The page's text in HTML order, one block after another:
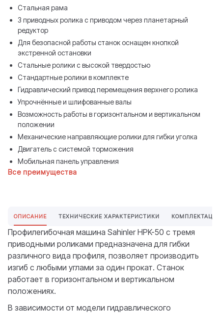
Стальная рама
3 приводных ролика с приводом через планетарный
редуктор
Для безопасной работы станок оснащен кнопкой
экстренной остановки
Стальные ролики с высокой твердостью
Стандартные ролики в комплекте
Гидравлический привод перемещения верхнего ролика
Упрочнённые и шлифованные валы
Возможность работы в горизонтальном и вертикальном
положении
Механические направляющие ролики для гибки уголка
Двигатель с системой торможения
Мобильная панель управления
Все преимущества
ОПИСАНИЕ ТЕХНИЧЕСКИЕ ХАРАКТЕРИСТИКИ
Профилегибочная машина Sahinler HPK-50 с тремя
приводными роликами предназначена для гибки
различного вида профиля, позволяет производить
изгиб с любыми углами за один прокат. Станок
работает в горизонтальном и вертикальном
положениях.
В зависимости от модели гидравлического